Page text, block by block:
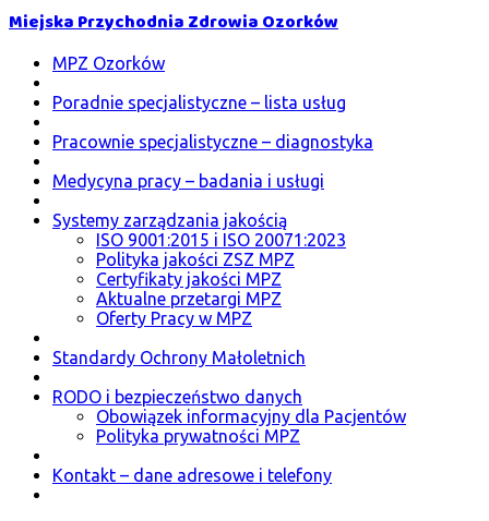
Miejska Przychodnia Zdrowia Ozorków
MPZ Ozorków
Poradnie specjalistyczne – lista usług
Pracownie specjalistyczne – diagnostyka
Medycyna pracy – badania i usługi
Systemy zarządzania jakością
ISO 9001:2015 i ISO 20071:2023
Polityka jakości ZSZ MPZ
Certyfikaty jakości MPZ
Aktualne przetargi MPZ
Oferty Pracy w MPZ
Standardy Ochrony Małoletnich
RODO i bezpieczeństwo danych
Obowiązek informacyjny dla Pacjentów
Polityka prywatności MPZ
Kontakt – dane adresowe i telefony